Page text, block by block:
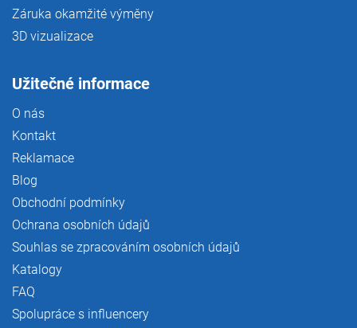
Záruka okamžité výměny
3D vizualizace
Užitečné informace
O nás
Kontakt
Reklamace
Blog
Obchodní podmínky
Ochrana osobních údajů
Souhlas se zpracováním osobních údajů
Katalogy
FAQ
Spolupráce s influencery